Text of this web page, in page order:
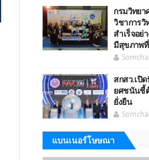
กรมวิทย
วิชาการวิ
สำเร็จอย่
มีสุขภาพ
สกสว.เปิ
ยศชนันชี้ต้
ยั่งยืน
แบนเนอร์โษษณา